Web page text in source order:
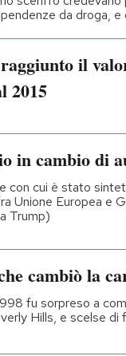
da droga,
il
2015
in cambio di
con cui è stato
Unione Europea e
Trump)
cambiò la
fu sorpreso a
Hills, e scelse di